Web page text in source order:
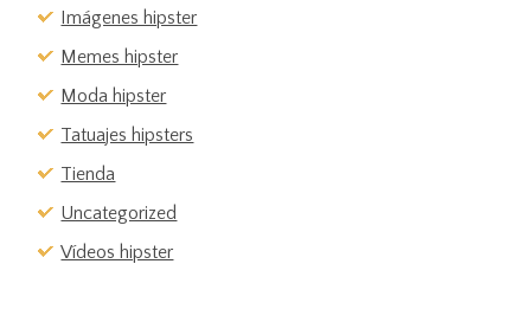
Imágenes hipster
Memes hipster
Moda hipster
Tatuajes hipsters
Tienda
Uncategorized
Vídeos hipster